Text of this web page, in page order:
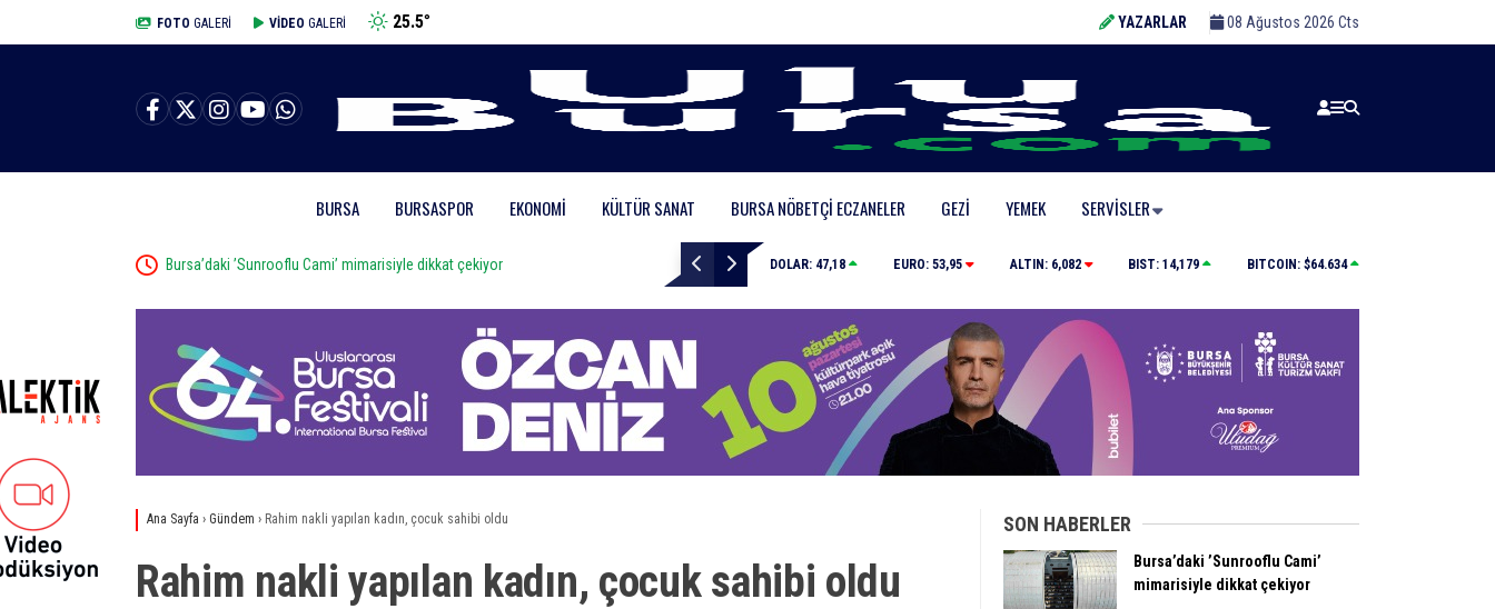
FOTO GALERİ VİDEO GALERİ 25.5° YAZARLAR 08 Ağustos 2026 Cts
BURSA BURSASPOR EKONOMI KÜLTÜR SANAT BURSA NÖBETÇI ECZANELER GEZI YEMEK SERVISLER
Bursa’da tarlalık alanı ateşe veren şüpheli yakalandı Çalıntı araçla 10 kilometre kaçtı, 380 bin TL ceza yedi Bursa’da zihinsel engelli adamdan haber
DOLAR: 47,18 EURO: 53,95 ALTIN: 6,082 BIST: 14,179 BITCOIN: $64.634
Ana Sayfa › Gündem › Rahim nakli yapılan kadın, çocuk sahibi oldu
Rahim nakli yapılan kadın, çocuk sahibi oldu
SON HABERLER
Bursa’daki ’Sunrooflu Cami’
mimarisiyle dikkat çekiyor